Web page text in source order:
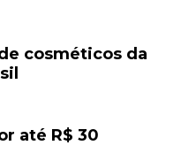
cosméticos da
até R$ 30